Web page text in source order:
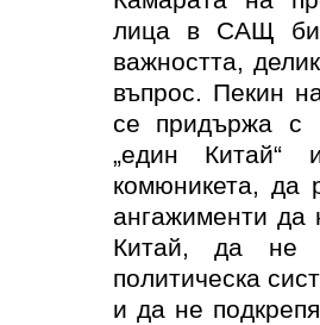
лица в САЩ би
важността,
въпрос. Пекин
се придържа с
„един Китай“
комюникета, да
ангажименти да
Китай, да не
политическа
и да не